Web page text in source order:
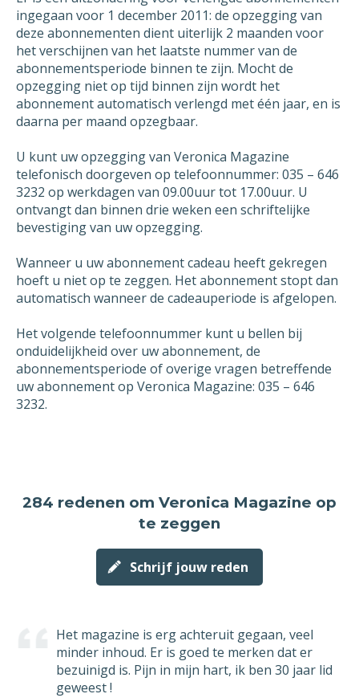
Indien mijn contract niet per 8 augustus 2026
opgezegd kan worden omdat dit niet volgens
mijn contract mogelijk is, dan wil ik graag de
vroegst mogelijke datum waarop mijn
abonnement wel beëindigd kan worden als
datum van opzegging opgeven. In de
schriftelijke bevestiging die u mij stuurt van
de opzegging zou ik in dat geval graag
melding willen van deze vroegst mogelijke
datum is waarop mijn abonnement beëindigd
wordt.
Met vriendelijke groet,
[geslacht] [voornaam] [achternaam]
ingegaan voor 1 december 2011: de opzegging van
deze abonnementen dient uiterlijk 2 maanden voor
het verschijnen van het laatste nummer van de
abonnementsperiode binnen te zijn. Mocht de
opzegging niet op tijd binnen zijn wordt het
abonnement automatisch verlengd met één jaar, en is
daarna per maand opzegbaar.
U kunt uw opzegging van Veronica Magazine
telefonisch doorgeven op telefoonnummer: 035 – 646
3232 op werkdagen van 09.00uur tot 17.00uur. U
ontvangt dan binnen drie weken een schriftelijke
bevestiging van uw opzegging.
Wanneer u uw abonnement cadeau heeft gekregen
hoeft u niet op te zeggen. Het abonnement stopt dan
automatisch wanneer de cadeauperiode is afgelopen.
Het volgende telefoonnummer kunt u bellen bij
onduidelijkheid over uw abonnement, de
abonnementsperiode of overige vragen betreffende
uw abonnement op Veronica Magazine: 035 – 646
3232.
284 redenen om Veronica Magazine op
te zeggen
Schrijf jouw reden
Het magazine is erg achteruit gegaan, veel
minder inhoud. Er is goed te merken dat er
bezuinigd is. Pijn in mijn hart, ik ben 30 jaar lid
geweest !